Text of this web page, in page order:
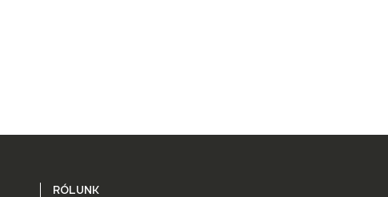
RÓLUNK